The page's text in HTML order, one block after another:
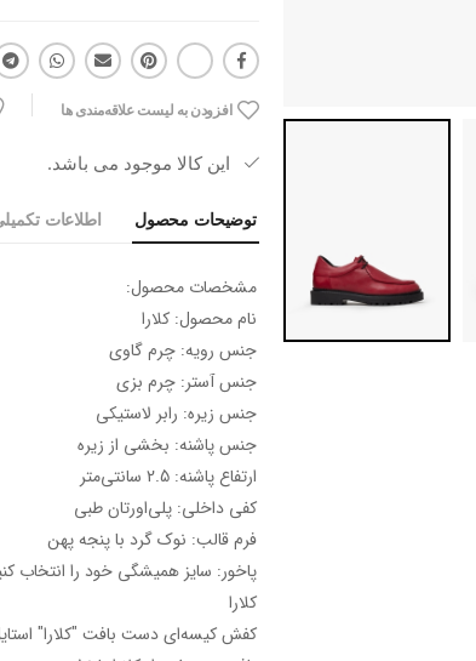
افزودن به لیست علاقه‌مندی ها
این کالا موجود می باشد.
توضیحات محصول اطلاعات
مشخصات محصول:
نام محصول: کلارا
جنس رویه: چرم گاوی
جنس آستر: چرم بزی
جنس زیره: رابر لاستیکی
جنس پاشنه: بخشی از زیره
ارتفاع پاشنه: 2.5 سانتی‌متر
کفی داخلی: پلی‌اورتان طبی
فرم قالب: نوک گرد با پنجه پهن
پاخور: سایز همیشگی خود را انتخاب
کلارا
کفش کیسه‌ای دست بافت "کلارا"